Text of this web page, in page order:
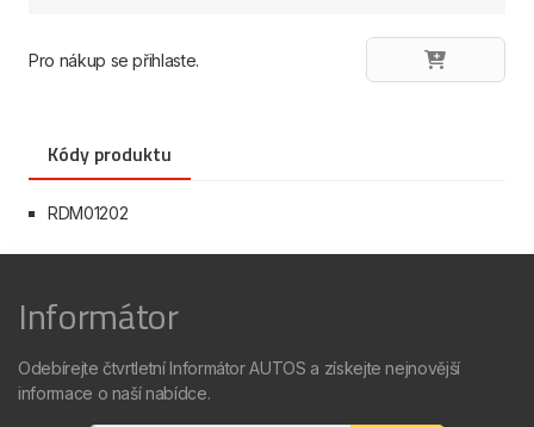
Pro nákup se přihlaste.
Kódy produktu
RDM01202
Informátor
Odebírejte čtvrtletní Informátor AUTOS a získejte nejnovější
informace o naší nabídce.